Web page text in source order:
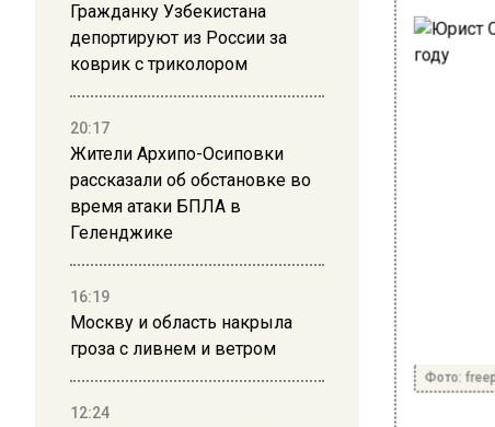
Гражданку Узбекистана
депортируют из России за
коврик с триколором
20:17
Жители Архипо-Осиповки
рассказали об обстановке во
время атаки БПЛА в
Геленджике
16:19
Москву и область накрыла
гроза с ливнем и ветром
12:24
Фото: